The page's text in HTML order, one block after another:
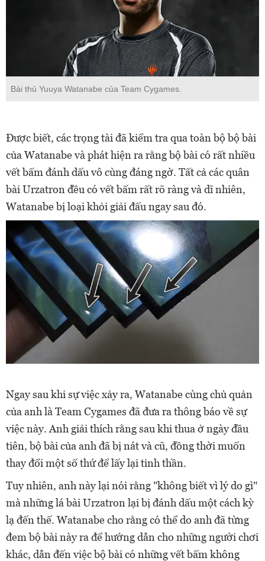
Bài thủ Yuuya Watanabe của Team Cygames.
Được biết, các trọng tài đã kiểm tra qua toàn bộ bộ bài
của Watanabe và phát hiện ra rằng bộ bài có rất nhiều
vết bấm đánh dấu vô cùng đáng ngờ. Tất cả các quân
bài Urzatron đều có vết bấm rất rõ ràng và dĩ nhiên,
Watanabe bị loại khỏi giải đấu ngay sau đó.
Ngay sau khi sự việc xảy ra, Watanabe cùng chủ quản
của anh là Team Cygames đã đưa ra thông báo về sự
việc này. Anh giải thích rằng sau khi thua ở ngày đầu
tiên, bộ bài của anh đã bị nát và cũ, đồng thời muốn
thay đổi một số thứ để lấy lại tinh thần.
Tuy nhiên, anh này lại nói rằng "không biết vì lý do gì"
mà những lá bài Urzatron lại bị đánh dấu một cách kỳ
lạ đến thế. Watanabe cho rằng có thể do anh đã từng
đem bộ bài này ra để hướng dẫn cho những người chơi
khác, dẫn đến việc bộ bài có những vết bấm không